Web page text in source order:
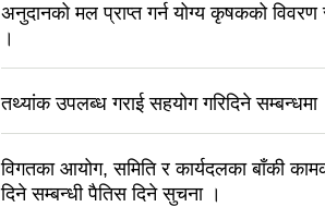
अनुदानको मल प्राप्त गर्न योग्य कृषकको
।
तथ्यांक उपलब्ध गराई सहयोग गरिदिने सम्बन्धमा
विगतका आयोग, समिति र कार्यदलका बाँकी
दिने सम्बन्धी पैतिस दिने सुचना ।